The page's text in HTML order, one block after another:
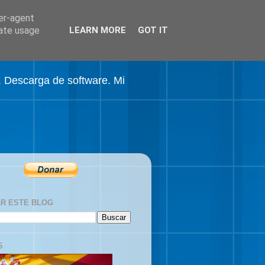
de software. Mi
ESTE BLOG
agent
usage
LEARN MORE GOT IT